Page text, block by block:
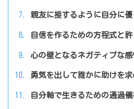
親友に接するように自分に優
自信を作るための方程式と許
心の壁となるネガティブな感
勇気を出して誰かに助けを求
自分軸で生きるための通過儀